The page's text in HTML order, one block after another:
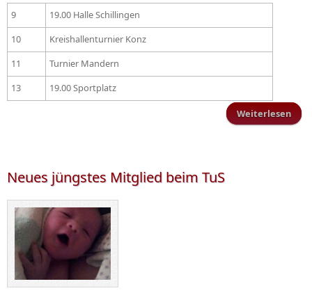
9
19.00 Halle Schillingen
10
Kreishallenturnier Konz
11
Turnier Mandern
13
19.00 Sportplatz
Weiterlesen
Neues jüngstes Mitglied beim TuS